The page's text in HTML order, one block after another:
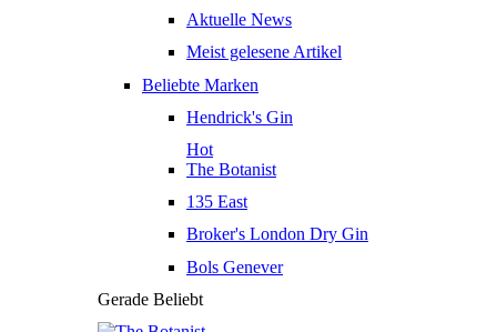
Aktuelle News
Meist gelesene Artikel
Beliebte Marken
Hendrick's Gin
Hot
The Botanist
135 East
Broker's London Dry Gin
Bols Genever
Gerade Beliebt